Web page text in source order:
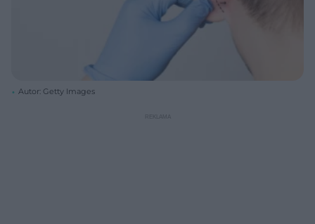
Autor: Getty Images